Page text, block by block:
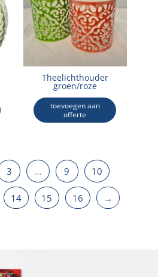
Theelichthouder
groen/roze
toevoegen aan
offerte
3 … 9 10
14 15 16 →